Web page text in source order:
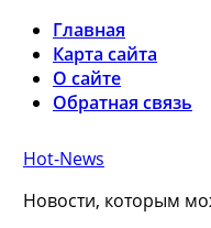
Главная
Карта сайта
О сайте
Обратная связь
Hot-News
Новости, которым